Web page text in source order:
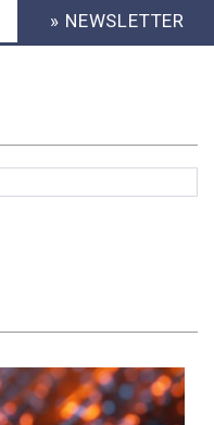
HEADER
MENU
» NEWSLETTER